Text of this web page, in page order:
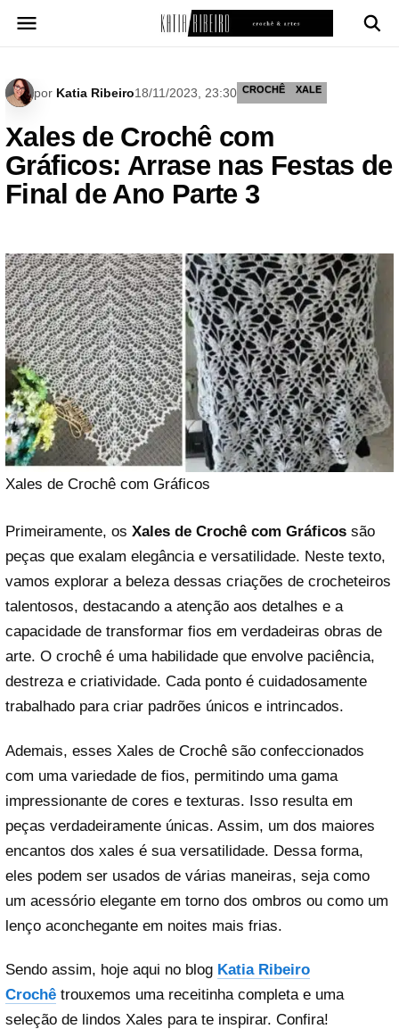
para
por Katia Ribeiro18/11/2023, 23:30 CROCHÊ XALE
Xales de Crochê com
Gráficos: Arrase nas Festas de
Final de Ano Parte 3
Xales de Crochê com Gráficos
Primeiramente, os Xales de Crochê com Gráficos são
peças que exalam elegância e versatilidade. Neste texto,
vamos explorar a beleza dessas criações de crocheteiros
talentosos, destacando a atenção aos detalhes e a
capacidade de transformar fios em verdadeiras obras de
arte. O crochê é uma habilidade que envolve paciência,
destreza e criatividade. Cada ponto é cuidadosamente
trabalhado para criar padrões únicos e intrincados.
Ademais, esses Xales de Crochê são confeccionados
com uma variedade de fios, permitindo uma gama
impressionante de cores e texturas. Isso resulta em
peças verdadeiramente únicas. Assim, um dos maiores
encantos dos xales é sua versatilidade. Dessa forma,
eles podem ser usados de várias maneiras, seja como
um acessório elegante em torno dos ombros ou como um
lenço aconchegante em noites mais frias.
Sendo assim, hoje aqui no blog Katia Ribeiro
Crochê trouxemos uma receitinha completa e uma
seleção de lindos Xales para te inspirar. Confira!